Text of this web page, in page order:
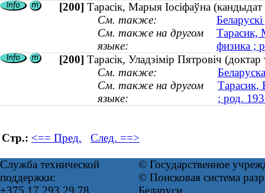
[200] Тарасiк, Марыя Iociфаўна (кандыдат
См. также:
См. также на другом
языке:
Тарасик,
физика ;
[200] Тарасік, Уладзімір Пятровіч
См. также:
См. также на другом
языке:
Тарасик,
; род.
Стр.: <== Пред. След. ==>
Служба технической
поддержки:
+375 17 293 29 78
© Государственное
© Поисковая система
Беларуси